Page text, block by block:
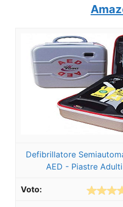
Defibrillatore
AED - Piastre